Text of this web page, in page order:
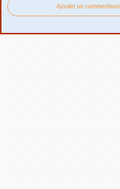
Ajouter un commentaire